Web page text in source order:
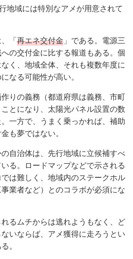
地域には特別なアメが用意されて
「再エネ交付金 」である。電源三
の交付金に比する報道もある。個
く、地域全体、それも複数年度に
なる可能性が高い。
りの義務（都道府県は義務、市町
とになり、太陽光パネル設置の数
一方で、うまく乗っかれば、補助
も夢ではない。
自治体は、先行地域に立候補すべ
る。ロードマップなどで示される
は難しく、地域内のステークホル
業者など）とのコラボが必須にな
るムチからは逃れようもなく、ど
いならば、アメ獲得に走ろうとい
。